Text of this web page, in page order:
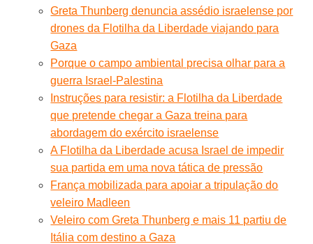
Greta Thunberg denuncia assédio israelense por
drones da Flotilha da Liberdade viajando para
Gaza
Porque o campo ambiental precisa olhar para a
guerra Israel-Palestina
Instruções para resistir: a Flotilha da Liberdade
que pretende chegar a Gaza treina para
abordagem do exército israelense
A Flotilha da Liberdade acusa Israel de impedir
sua partida em uma nova tática de pressão
França mobilizada para apoiar a tripulação do
veleiro Madleen
Veleiro com Greta Thunberg e mais 11 partiu de
Itália com destino a Gaza